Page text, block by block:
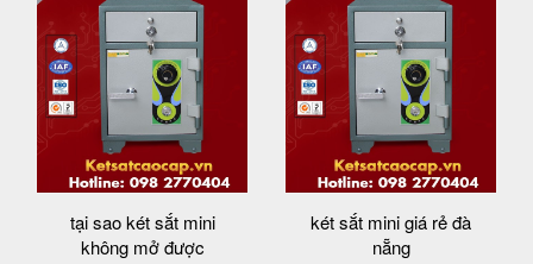
tại sao két sắt mini
không mở được
két sắt mini giá rẻ đà
nẵng